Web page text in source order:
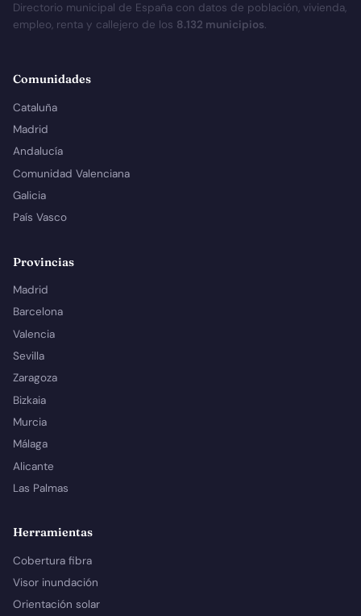
Directorio municipal de España con datos de población, vivienda,
empleo, renta y callejero de los 8.132 municipios.
Comunidades
Cataluña
Madrid
Andalucía
Comunidad Valenciana
Galicia
País Vasco
Provincias
Madrid
Barcelona
Valencia
Sevilla
Zaragoza
Bizkaia
Murcia
Málaga
Alicante
Las Palmas
Herramientas
Cobertura fibra
Visor inundación
Orientación solar